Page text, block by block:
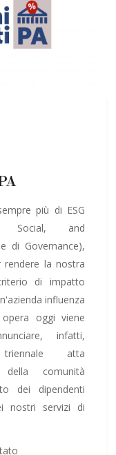
più di ESG
Social, and
di Governance),
la nostra
di impatto
influenza
oggi viene
infatti,
triennale atta
comunità
dei dipendenti
nostri servizi di